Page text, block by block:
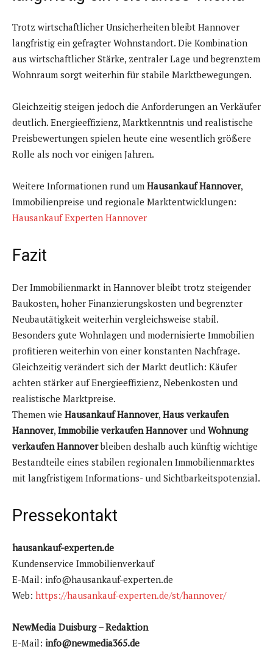
Trotz wirtschaftlicher Unsicherheiten bleibt Hannover
langfristig ein gefragter Wohnstandort. Die Kombination
aus wirtschaftlicher Stärke, zentraler Lage und begrenztem
Wohnraum sorgt weiterhin für stabile Marktbewegungen.
Gleichzeitig steigen jedoch die Anforderungen an Verkäufer
deutlich. Energieeffizienz, Marktkenntnis und realistische
Preisbewertungen spielen heute eine wesentlich größere
Rolle als noch vor einigen Jahren.
Weitere Informationen rund um Hausankauf Hannover,
Immobilienpreise und regionale Marktentwicklungen:
Hausankauf Experten Hannover
Fazit
Der Immobilienmarkt in Hannover bleibt trotz steigender
Baukosten, hoher Finanzierungskosten und begrenzter
Neubautätigkeit weiterhin vergleichsweise stabil.
Besonders gute Wohnlagen und modernisierte Immobilien
profitieren weiterhin von einer konstanten Nachfrage.
Gleichzeitig verändert sich der Markt deutlich: Käufer
achten stärker auf Energieeffizienz, Nebenkosten und
realistische Marktpreise.
Themen wie Hausankauf Hannover, Haus verkaufen
Hannover, Immobilie verkaufen Hannoverund Wohnung
verkaufen Hannoverbleiben deshalb auch künftig wichtige
Bestandteile eines stabilen regionalen Immobilienmarktes
mit langfristigem Informations- und Sichtbarkeitspotenzial.
Pressekontakt
hausankauf-experten.de
Kundenservice Immobilienverkauf
E-Mail: info@hausankauf-experten.de
Web: https://hausankauf-experten.de/st/hannover/
NewMedia Duisburg – Redaktion
E-Mail: info@newmedia365.de